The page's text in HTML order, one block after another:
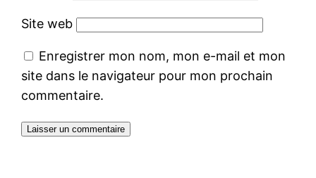
Site web
Enregistrer mon nom, mon e-mail et mon
site dans le navigateur pour mon prochain
commentaire.